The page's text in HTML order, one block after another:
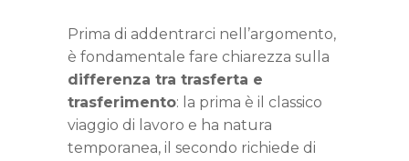
Prima di addentrarci nell’argomento,
è fondamentale fare chiarezza sulla
differenza tra trasferta e
trasferimento: la prima è il classico
viaggio di lavoro e ha natura
temporanea, il secondo richiede di